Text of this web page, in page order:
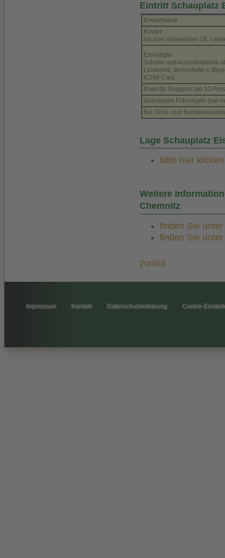
Eintritt Schauplatz
Erwachsene
Kinder
bis zum vollendeten 18.
Ermäßigte
Schüler und Auszubildende
Leistende, Behinderte u.
ICOM-Card.
Preis für Gruppen (ab 10
Grundpreis Führungen (nur
Für Groß- und
Lage Schauplatz
bitte hier klicken
Weitere
Chemnitz
finden Sie
finden Sie
zurück
Impressum Kontakt Datenschutzerklärung Cookie-